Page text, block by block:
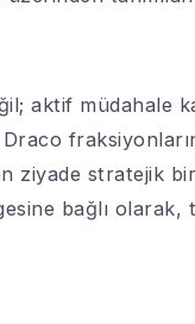
aktif müdahale
stratejik bir
bağlı